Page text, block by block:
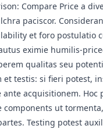
Compare Price a
paciscor.
et foro postulatio
eximie humilis-
qualitas seu
et testis: si fieri potest,
ante acquisitionem. Hoc
components ut
Testing potest